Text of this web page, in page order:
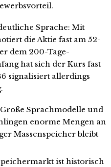
Sprache: Mit
die Aktie fast am 52-
dem 200-Tage-
hat sich der Kurs fast
signalisiert allerdings
Sprachmodelle und
enorme Mengen an
Massenspeicher bleibt
ist historisch